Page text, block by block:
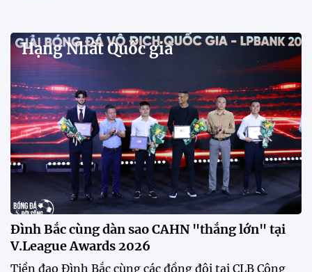
Tiền đạo Đình Bắc cùng các đồng đội tại CLB Công
an Hà Nội được xướng tên ở hàng loạt hạng mục
quan trọng tại V.League Awards 2026 sau mùa giải
thành công rực rỡ.
Đánh bại Ninh Bình, Công an TPHCM giành ngôi
vô địch Cúp Quốc gia 2025/26
Năm 2025: Cột mốc thăng hoa của các đội tuyển
bóng đá Việt Nam
Tiền đạo Việt kiều Anh chính thức đi vào lịch sử